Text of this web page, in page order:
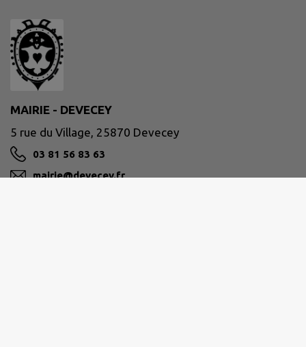
MAIRIE - DEVECEY
5 rue du Village, 25870 Devecey
03 81 56 83 63
mairie@devecey.fr